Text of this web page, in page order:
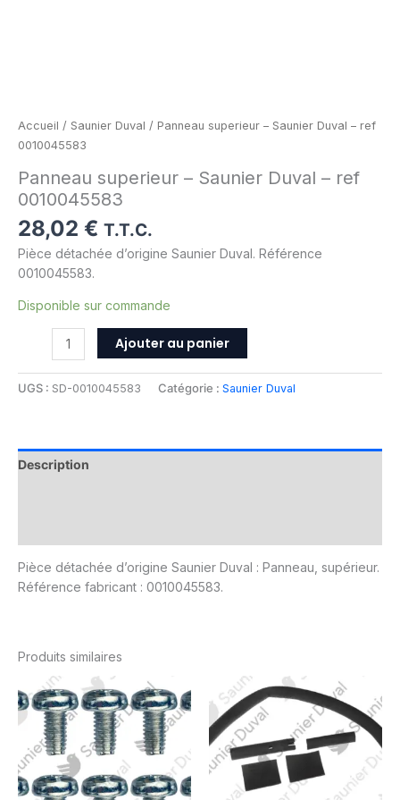
Accueil / Saunier Duval / Panneau superieur – Saunier Duval – ref
0010045583
Panneau superieur – Saunier Duval – ref
0010045583
28,02 € T.T.C.
Pièce détachée d’origine Saunier Duval. Référence
0010045583.
Disponible sur commande
Ajouter au panier
UGS : SD-0010045583 Catégorie : Saunier Duval
Description
Pièce détachée d’origine Saunier Duval : Panneau, supérieur.
Référence fabricant : 0010045583.
Produits similaires